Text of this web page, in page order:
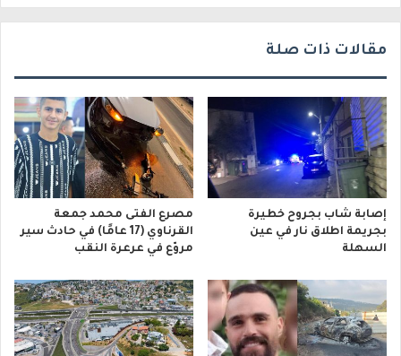
مقالات ذات صلة
إصابة شاب بجروح خطيرة
بجريمة اطلاق نار في عين
السهلة
مصرع الفتى محمد جمعة
القرناوي (17 عامًا) في حادث سير
مروّع في عرعرة النقب